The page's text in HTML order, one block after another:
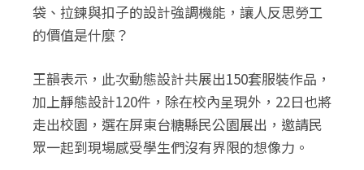
袋、拉鍊與扣子的設計強調機能，讓人反思勞工
的價值是什麼？
王韻表示，此次動態設計共展出150套服裝作品，
加上靜態設計120件，除在校內呈現外，22日也將
走出校園，選在屏東台糖縣民公園展出，邀請民
眾一起到現場感受學生們沒有界限的想像力。